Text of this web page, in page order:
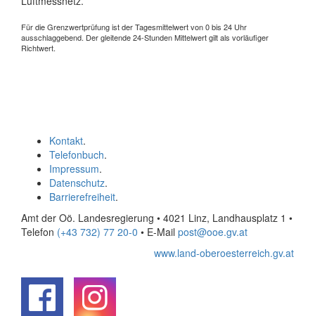
Für die Grenzwertprüfung ist der Tagesmittelwert von 0 bis 24 Uhr
ausschlaggebend. Der gleitende 24-Stunden Mittelwert gilt als vorläufiger
Richtwert.
Kontakt.
Telefonbuch.
Impressum.
Datenschutz.
Barrierefreiheit.
Amt der Oö. Landesregierung • 4021 Linz, Landhausplatz 1 •
Telefon (+43 732) 77 20-0 • E-Mail post@ooe.gv.at
www.land-oberoesterreich.gv.at